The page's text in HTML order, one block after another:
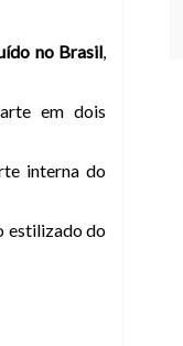
no Brasil,
em dois
interna do
estilizado do